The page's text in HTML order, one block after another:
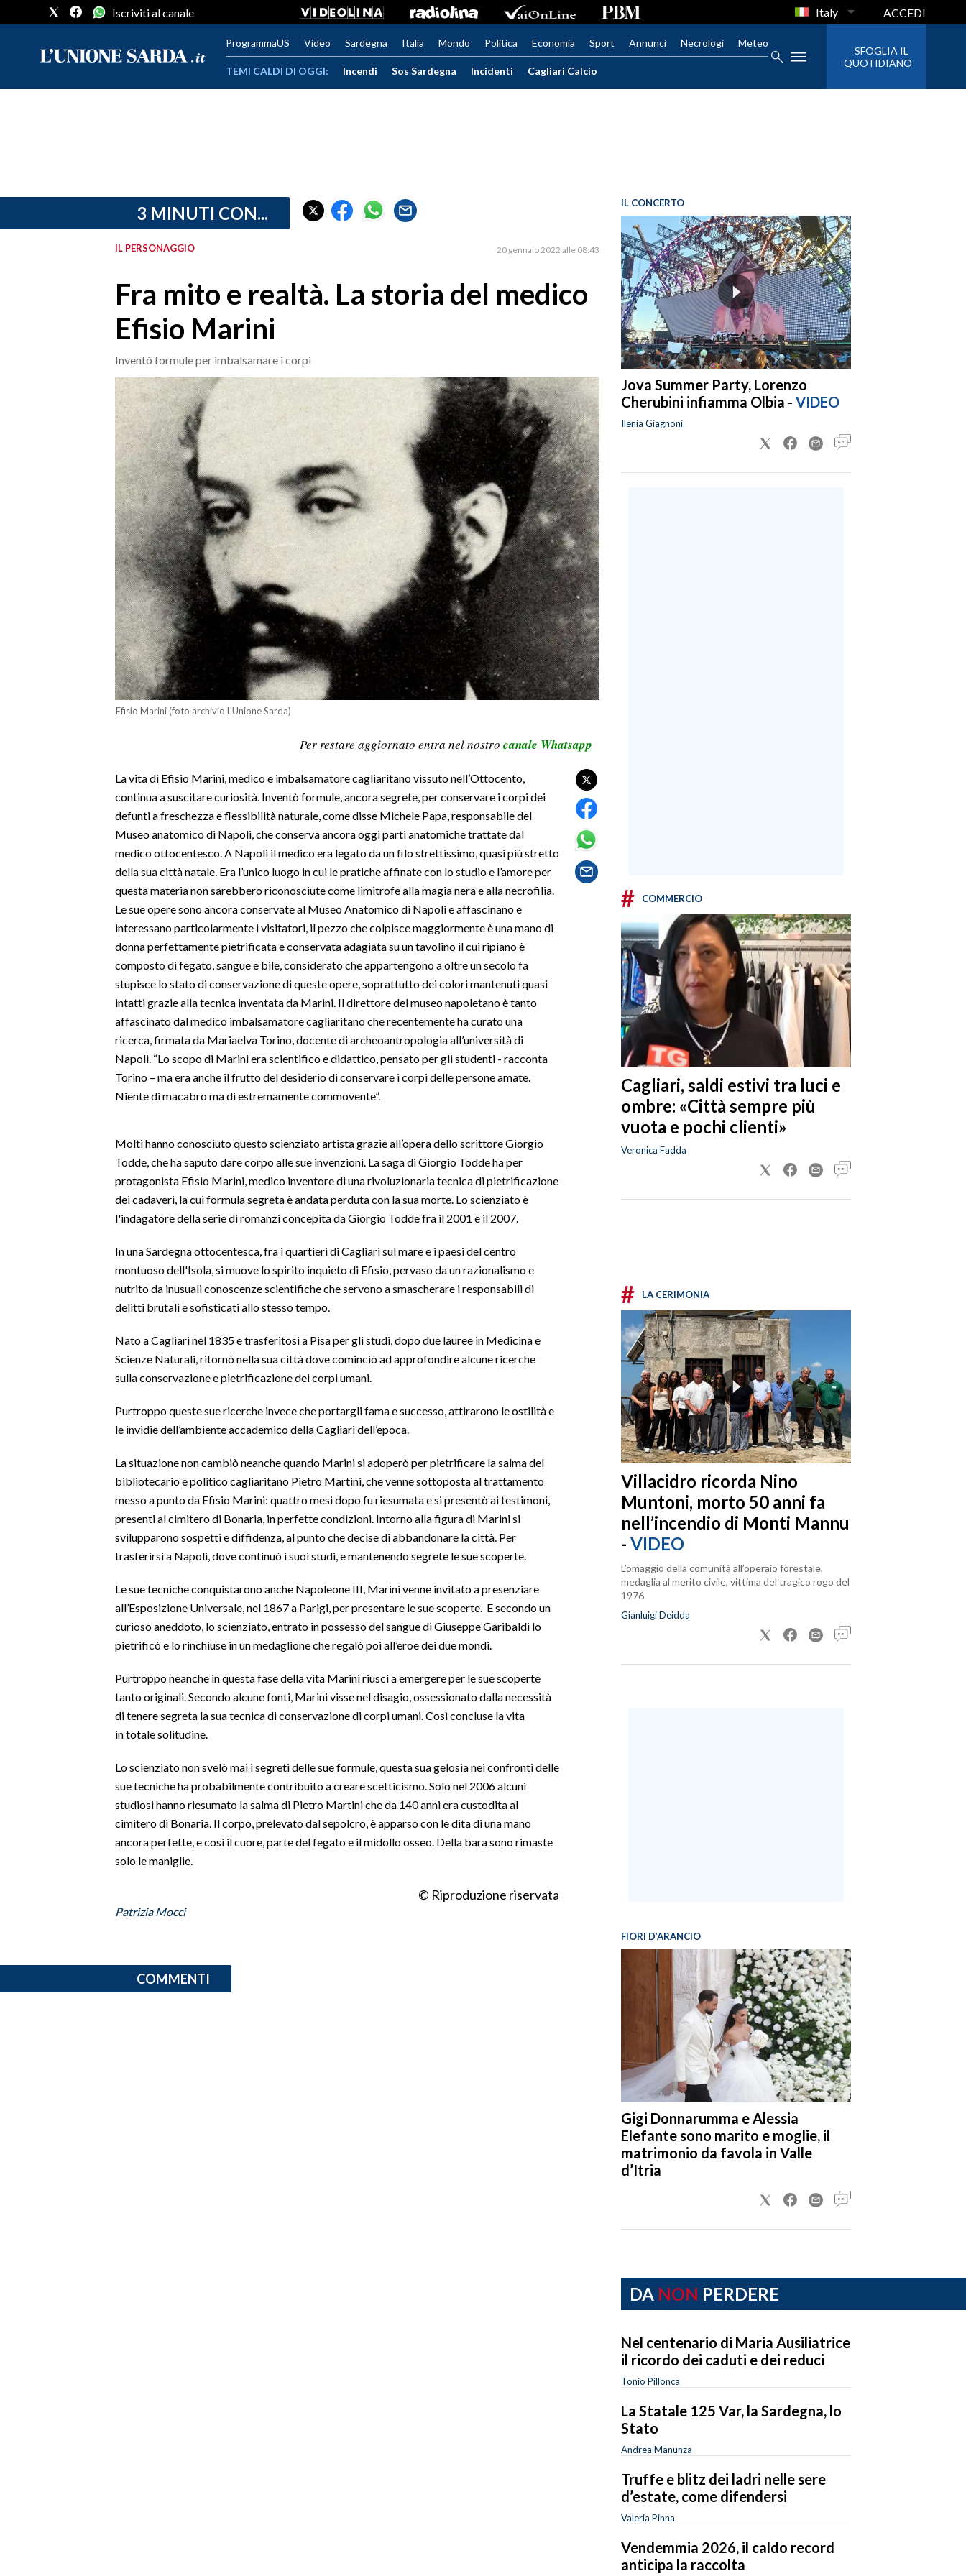
PROVINCIA DI CAGLIARI
SERVIZI ALLE IMPRESE
RISULTATI E CLASSIFICHE
Iscriviti al canale Italy ACCEDI
ProgrammaUS Video Sardegna Italia Mondo Politica Economia Sport Annunci Necrologi Meteo
TEMI CALDI DI OGGI: Incendi Sos Sardegna Incidenti Cagliari Calcio
SFOGLIA IL
QUOTIDIANO
3 MINUTI CON...
IL PERSONAGGIO 20 gennaio 2022 alle 08:43
Fra mito e realtà. La storia del medico
Efisio Marini
Inventò formule per imbalsamare i corpi
Efisio Marini (foto archivio L'Unione Sarda)
Per restare aggiornato entra nel nostro canale Whatsapp
La vita di Efisio Marini, medico e imbalsamatore cagliaritano vissuto nell’Ottocento,
continua a suscitare curiosità. Inventò formule, ancora segrete, per conservare i corpi dei
defunti a freschezza e flessibilità naturale, come disse Michele Papa, responsabile del
Museo anatomico di Napoli, che conserva ancora oggi parti anatomiche trattate dal
medico ottocentesco. A Napoli il medico era legato da un filo strettissimo, quasi più stretto
della sua città natale. Era l’unico luogo in cui le pratiche affinate con lo studio e l’amore per
questa materia non sarebbero riconosciute come limitrofe alla magia nera e alla necrofilia.
Le sue opere sono ancora conservate al Museo Anatomico di Napoli e affascinano e
interessano particolarmente i visitatori, il pezzo che colpisce maggiormente è una mano di
donna perfettamente pietrificata e conservata adagiata su un tavolino il cui ripiano è
composto di fegato, sangue e bile, considerato che appartengono a oltre un secolo fa
stupisce lo stato di conservazione di queste opere, soprattutto dei colori mantenuti quasi
intatti grazie alla tecnica inventata da Marini. Il direttore del museo napoletano è tanto
affascinato dal medico imbalsamatore cagliaritano che recentemente ha curato una
ricerca, firmata da Mariaelva Torino, docente di archeoantropologia all’università di
Napoli. “Lo scopo di Marini era scientifico e didattico, pensato per gli studenti - racconta
Torino – ma era anche il frutto del desiderio di conservare i corpi delle persone amate.
Niente di macabro ma di estremamente commovente”.
Molti hanno conosciuto questo scienziato artista grazie all’opera dello scrittore Giorgio
Todde, che ha saputo dare corpo alle sue invenzioni. La saga di Giorgio Todde ha per
protagonista Efisio Marini, medico inventore di una rivoluzionaria tecnica di pietrificazione
dei cadaveri, la cui formula segreta è andata perduta con la sua morte. Lo scienziato è
l'indagatore della serie di romanzi concepita da Giorgio Todde fra il 2001 e il 2007.
In una Sardegna ottocentesca, fra i quartieri di Cagliari sul mare e i paesi del centro
montuoso dell'Isola, si muove lo spirito inquieto di Efisio, pervaso da un razionalismo e
nutrito da inusuali conoscenze scientifiche che servono a smascherare i responsabili di
delitti brutali e sofisticati allo stesso tempo.
Nato a Cagliari nel 1835 e trasferitosi a Pisa per gli studi, dopo due lauree in Medicina e
Scienze Naturali, ritornò nella sua città dove cominciò ad approfondire alcune ricerche
sulla conservazione e pietrificazione dei corpi umani.
Purtroppo queste sue ricerche invece che portargli fama e successo, attirarono le ostilità e
le invidie dell’ambiente accademico della Cagliari dell’epoca.
La situazione non cambiò neanche quando Marini si adoperò per pietrificare la salma del
bibliotecario e politico cagliaritano Pietro Martini, che venne sottoposta al trattamento
messo a punto da Efisio Marini: quattro mesi dopo fu riesumata e si presentò ai testimoni,
presenti al cimitero di Bonaria, in perfette condizioni. Intorno alla figura di Marini si
svilupparono sospetti e diffidenza, al punto che decise di abbandonare la città. Per
trasferirsi a Napoli, dove continuò i suoi studi, e mantenendo segrete le sue scoperte.
Le sue tecniche conquistarono anche Napoleone III, Marini venne invitato a presenziare
all’Esposizione Universale, nel 1867 a Parigi, per presentare le sue scoperte. E secondo un
curioso aneddoto, lo scienziato, entrato in possesso del sangue di Giuseppe Garibaldi lo
pietrificò e lo rinchiuse in un medaglione che regalò poi all’eroe dei due mondi.
Purtroppo neanche in questa fase della vita Marini riuscì a emergere per le sue scoperte
tanto originali. Secondo alcune fonti, Marini visse nel disagio, ossessionato dalla necessità
di tenere segreta la sua tecnica di conservazione di corpi umani. Così concluse la vita
in totale solitudine.
Lo scienziato non svelò mai i segreti delle sue formule, questa sua gelosia nei confronti delle
sue tecniche ha probabilmente contribuito a creare scetticismo. Solo nel 2006 alcuni
studiosi hanno riesumato la salma di Pietro Martini che da 140 anni era custodita al
cimitero di Bonaria. Il corpo, prelevato dal sepolcro, è apparso con le dita di una mano
ancora perfette, e così il cuore, parte del fegato e il midollo osseo. Della bara sono rimaste
solo le maniglie.
© Riproduzione riservata
Patrizia Mocci
COMMENTI
IL CONCERTO
Jova Summer Party, Lorenzo
Cherubini infiamma Olbia - VIDEO
Ilenia Giagnoni
# COMMERCIO
Cagliari, saldi estivi tra luci e
ombre: «Città sempre più
vuota e pochi clienti»
Veronica Fadda
# LA CERIMONIA
Villacidro ricorda Nino
Muntoni, morto 50 anni fa
nell’incendio di Monti Mannu
- VIDEO
L’omaggio della comunità all’operaio forestale,
medaglia al merito civile, vittima del tragico rogo del
1976
Gianluigi Deidda
FIORI D’ARANCIO
Gigi Donnarumma e Alessia
Elefante sono marito e moglie, il
matrimonio da favola in Valle
d’Itria
DA NON PERDERE
Nel centenario di Maria Ausiliatrice
il ricordo dei caduti e dei reduci
Tonio Pillonca
La Statale 125 Var, la Sardegna, lo
Stato
Andrea Manunza
Truffe e blitz dei ladri nelle sere
d’estate, come difendersi
Valeria Pinna
Vendemmia 2026, il caldo record
anticipa la raccolta